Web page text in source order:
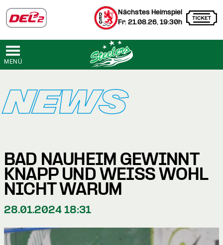
Nächstes Heimspiel
Fr. 21.08.26, 19:30h
MENÜ
NEWS
BAD NAUHEIM GEWINNT
KNAPP UND WEISS WOHL N
ICHT WARUM
28.01.2024 18:31